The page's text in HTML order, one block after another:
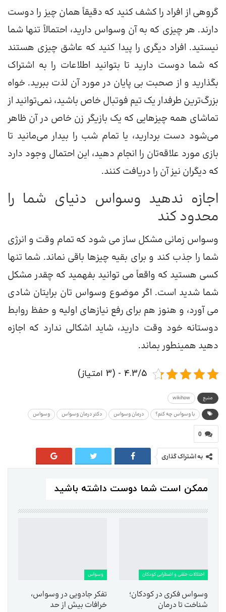
گروهی از افراد را کشف کنید که دقیقاً همان چیز را دوست
دارند. هر چیزی که به آن وسواس دارید، احتمالاً تنها شما
نیستید. افراد دیگری را پیدا کنید که عاشق چیزی هستند
که شما دوست دارید تا بتوانید اطلاعات را به اشتراک
بگذارید و از صحبت بی پایان در مورد آن لذت ببرید. خواه
بزرگ‌ترین طرفدار یک تیم فوتبال خاص باشید، نمی‌توانید از
تماشای همه چیزهایی که یک بازیگر زن خاص در آن ظاهر
می‌شود دست بردارید، یا تمام شب را بیدار می‌مانید تا
بازی مورد علاقه‌تان را انجام دهید، این احتمال وجود دارد
که دیگران نیز آن را دریافت کنند.
اجازه ندهید وسواس دنیای شما را
محدود کند
وسواس زمانی مشکل ساز می شود که تمام وقت و انرژی
شما را جذب کند و برای بقیه چیزها باقی نماند. شما تنها
کسی هستید که واقعاً می توانید بفهمید که چقدر مشکل
شما شدید است. اگر موضوع وسواس تان برایتان شادی
می آورد، و هنوز هم برای رفع نیازهای اولیه و حفظ روابط
دوستانه خود وقت دارید، شاید اشکالی ندارد که اجازه
دهید همینطور بماند.
4.3/5 - (3 امتیاز)
منبع wikihow
با وسواس چه کنم؟ درمان وسواس دکتر درمان وسواس وسواس
0
به اشتراک گذاری
ممکن است شما دوست داشته باشید
اختلالات خلقی و اضطرابی کودکان
وسواس فکری در کودکان؛
شناخت تا درمان
وسواس
تفکر جادویی در وسواس،
خرافات بیش از حد